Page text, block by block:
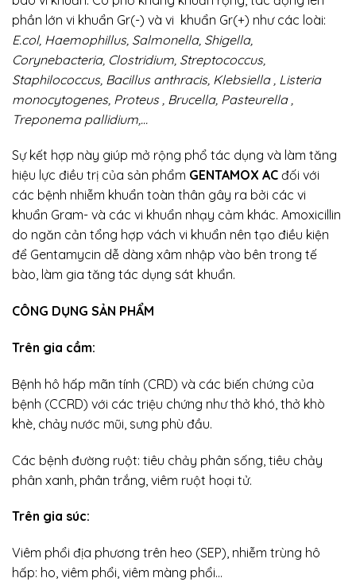
phần lớn vi khuẩn Gr(-) và vi khuẩn Gr(+) như các loài:
E.col, Haemophillus, Salmonella, Shigella,
Corynebacteria, Clostridium, Streptococcus,
Staphilococcus, Bacillus anthracis, Klebsiella , Listeria
monocytogenes, Proteus , Brucella, Pasteurella ,
Treponema pallidium,…
Sự kết hợp này giúp mở rộng phổ tác dụng và làm tăng
hiệu lực điều trị của sản phẩm GENTAMOX AC đối với
các bệnh nhiễm khuẩn toàn thân gây ra bởi các vi
khuẩn Gram- và các vi khuẩn nhạy cảm khác. Amoxicillin
do ngăn cản tổng hợp vách vi khuẩn nên tạo điều kiện
để Gentamycin dễ dàng xâm nhập vào bên trong tế
bào, làm gia tăng tác dụng sát khuẩn.
CÔNG DỤNG SẢN PHẨM
Trên gia cầm:
Bệnh hô hấp mãn tính (CRD) và các biến chứng của
bệnh (CCRD) với các triệu chứng như thở khó, thở khò
khè, chảy nước mũi, sưng phù đầu.
Các bệnh đường ruột: tiêu chảy phân sống, tiêu chảy
phân xanh, phân trắng, viêm ruột hoại tử.
Trên gia súc:
Viêm phổi địa phương trên heo (SEP), nhiễm trùng hô
hấp: ho, viêm phổi, viêm màng phổi…